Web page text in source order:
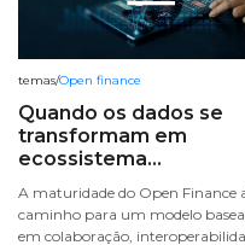
temas/Open finance
Quando os dados se
transformam em
ecossistema...
A maturidade do Open Finance
caminho para um modelo
em colaboração,